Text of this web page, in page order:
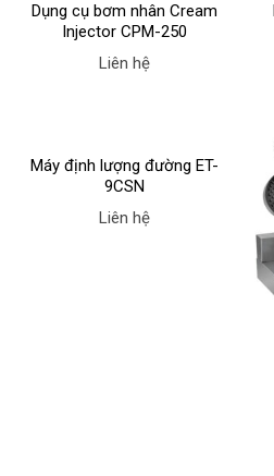
Dụng cụ bơm nhân Cream
Injector CPM-250
Liên hệ
Máy định lượng đường ET-
9CSN
Liên hệ